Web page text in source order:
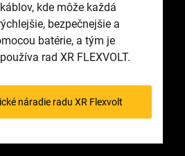
kde môže každá
bezpečnejšie a
batérie, a tým je
rad XR FLEXVOLT.
náradie radu XR Flexvolt